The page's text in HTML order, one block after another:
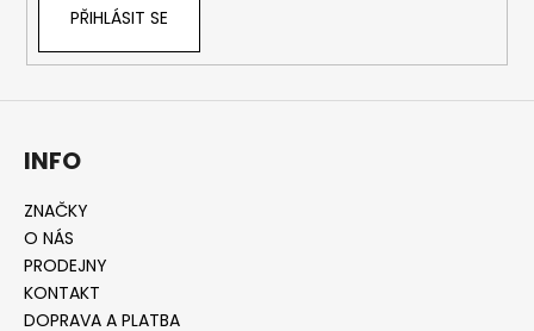
k
v
PŘIHLÁSIT SE
INFO
ZNAČKY
O NÁS
PRODEJNY
KONTAKT
DOPRAVA A PLATBA